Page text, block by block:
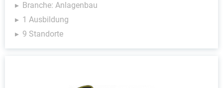
Branche: Anlagenbau
1 Ausbildung
9 Standorte